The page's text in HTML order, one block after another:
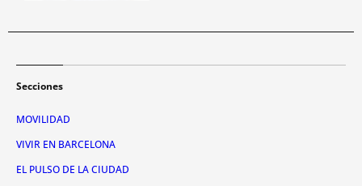
Secciones
MOVILIDAD
VIVIR EN BARCELONA
EL PULSO DE LA CIUDAD